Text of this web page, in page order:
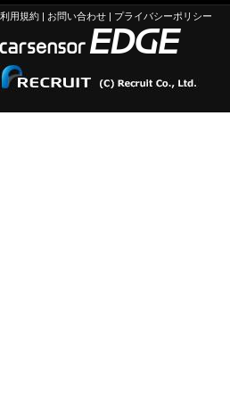
利用規約 | お問い合わせ | プライバシーポリシー